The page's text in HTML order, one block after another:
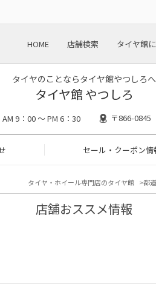
HOME 店舗検索 タイヤ館
タイヤのことならタイヤ館やつしろへ
タイヤ館 やつしろ
AM 9：00 ～ PM 6：30 〒866-
セール・クーポン情
タイヤ・ホイール専門店のタイヤ館 都
店舗おススメ情報